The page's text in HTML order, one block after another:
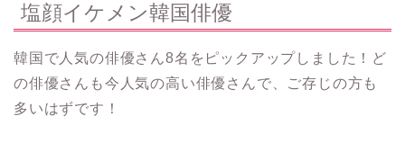
塩顔イケメン韓国俳優
韓国で人気の俳優さん8名をピックアップしました！ど
の俳優さんも今人気の高い俳優さんで、ご存じの方も
多いはずです！